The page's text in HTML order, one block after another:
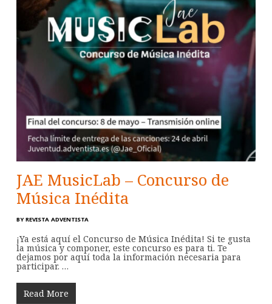
JAE MusicLab – Concurso de
Música Inédita
BY REVISTA ADVENTISTA
¡Ya está aquí el Concurso de Música Inédita! Si te gusta
la música y componer, este concurso es para ti. Te
dejamos por aquí toda la información necesaria para
participar. …
Read More